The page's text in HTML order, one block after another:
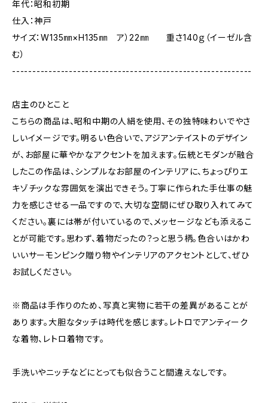
年代：昭和初期
仕入：神戸
サイズ：W135㎜×H135㎜ ア）22㎜ 重さ140ｇ（イーゼル含
む）
-----------------------------------------------------------
店主のひとこと
こちらの商品は、昭和中期の人絹を使用、その独特味わいでやさ
しいイメージです。明るい色合いで、アジアンテイストのデザイン
が、お部屋に華やかなアクセントを加えます。伝統とモダンが融合
したこの作品は、シンプルなお部屋のインテリアに、ちょっぴりエ
キゾチックな雰囲気を演出できそう。丁寧に作られた手仕事の魅
力を感じさせる一品ですので、大切な空間にぜひ取り入れてみて
ください。裏には帯が付いているので、メッセージなども添えるこ
とが可能です。思わず、着物だったの？っと思う柄。色合いはかわ
いいサーモンピンク贈り物やインテリアのアクセントとして、ぜひ
お試しください。
※商品は手作りのため、写真と実物に若干の差異があることが
あります。大胆なタッチは時代を感じます。レトロでアンティーク
な着物、レトロ着物です。
手洗いやニッチなどにとっても似合うこと間違えなしです。